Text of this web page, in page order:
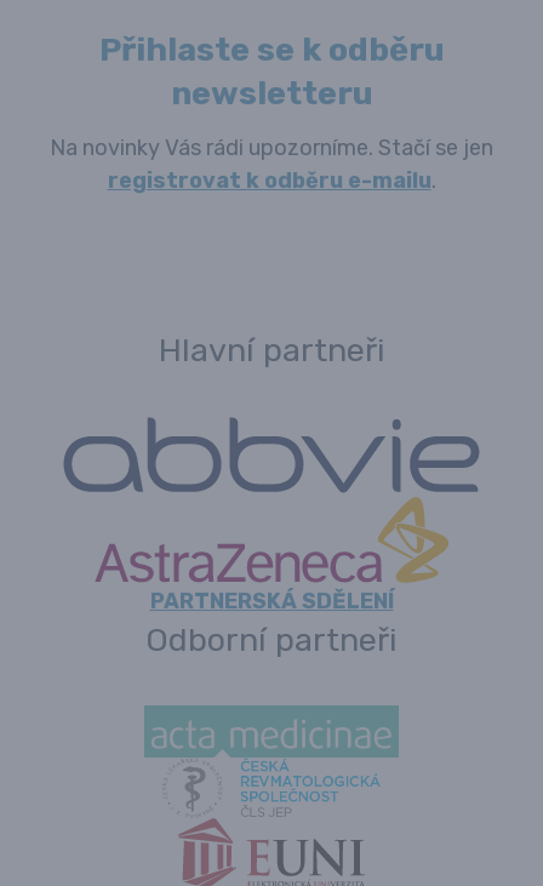
Přihlaste se k odběru
newsletteru
Na novinky Vás rádi upozorníme. Stačí se jen
registrovat k odběru e-mailu.
Hlavní partneři
PARTNERSKÁ SDĚLENÍ
Odborní partneři